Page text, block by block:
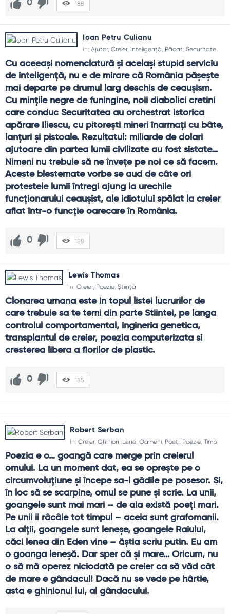
0 188
Ioan Petru Culianu
In: Ajutor, Creier, Inteligență, Păcat, Securitate
Cu aceeaşi nomenclatură şi acelaşi stupid serviciu
de inteligenţă, nu e de mirare că România păşeşte
mai departe pe drumul larg deschis de ceauşism.
Cu minţile negre de funingine, noii diabolici cretini
care conduc Securitatea au orchestrat istorica
apărare Iliescu, cu pitoreşti mineri înarmaţi cu bâte,
lanţuri şi pistoale. Rezultatul: miliarde de dolari
ajutoare din partea lumii civilizate au fost sistate…
Nimeni nu trebuie să ne înveţe pe noi ce să facem.
Aceste blestemate vorbe se aud de câte ori
protestele lumii întregi ajung la urechile
funcţionarului ceauşist, ale idiotului spălat la creier
aflat într-o funcţie oarecare în România.
0 188
Lewis Thomas
In: Creier, Poezie, Știință
Clonarea umana este in topul listei lucrurilor de
care trebuie sa te temi din parte Stiintei, pe langa
controlul comportamental, ingineria genetica,
transplantul de creier, poezia computerizata si
cresterea libera a florilor de plastic.
0 185
Robert Serban
In: Creier, Ghinion, Lene, Oameni, Poeți, Poezie, Timp
Poezia e o… goangă care merge prin creierul
omului. La un moment dat, ea se oprește pe o
circumvoluțiune și începe sa-l gâdile pe posesor. Și,
în loc să se scarpine, omul se pune și scrie. La unii,
goangele sunt mai mari – de aia există poeți mari.
Pe unii ii râcâie tot timpul – aceia sunt grafomanii.
La alții, goangele sunt leneșe, goangele Raiului,
căci lenea din Eden vine – ăștia scriu putin. Eu am
o goanga leneșă. Dar sper că și mare… Oricum, nu
o să mă operez niciodată pe creier ca să văd cât
de mare e gândacul! Dacă nu se vede pe hârtie,
asta e ghinionul lui, al gândacului.